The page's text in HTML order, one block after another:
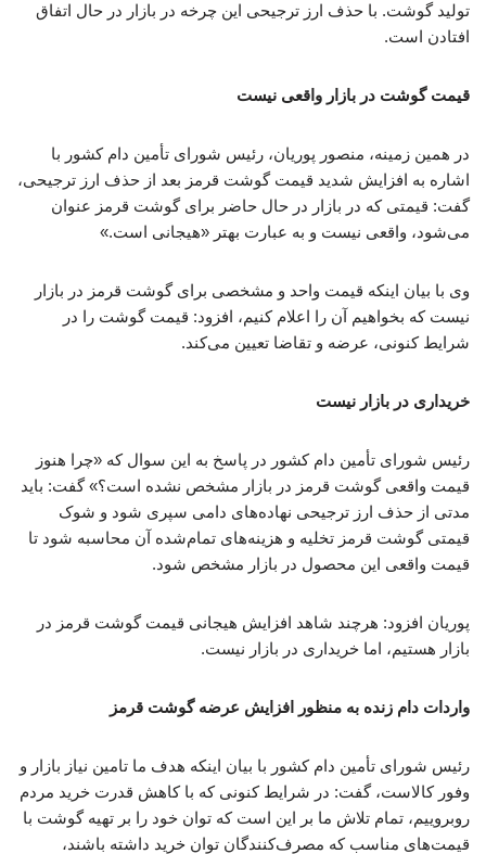
تولید گوشت. با حذف ارز ترجیحی این چرخه در بازار در حال اتفاق
افتادن است.
قیمت گوشت در بازار واقعی نیست
در همین زمینه، منصور پوریان، رئیس شورای تأمین دام کشور با
اشاره به افزایش شدید قیمت گوشت قرمز بعد از حذف ارز ترجیحی،
گفت: قیمتی که در بازار در حال حاضر برای گوشت قرمز عنوان
می‌شود، واقعی نیست و به عبارت بهتر «هیجانی است.»
وی با بیان اینکه قیمت واحد و مشخصی برای گوشت قرمز در بازار
نیست که بخواهیم آن را اعلام کنیم، افزود: قیمت گوشت را در
شرایط کنونی، عرضه و تقاضا تعیین می‌کند.
خریداری در بازار نیست
رئیس شورای تأمین دام کشور در پاسخ به این سوال که «چرا هنوز
قیمت واقعی گوشت قرمز در بازار مشخص نشده است؟» گفت: باید
مدتی از حذف ارز ترجیحی نهاده‌های دامی سپری شود و شوک
قیمتی گوشت قرمز تخلیه و هزینه‌های تمام‌شده آن محاسبه شود تا
قیمت واقعی این محصول در بازار مشخص شود.
پوریان افزود: هرچند شاهد افزایش هیجانی قیمت گوشت قرمز در
بازار هستیم، اما خریداری در بازار نیست.
واردات دام زنده به منظور افزایش عرضه گوشت قرمز
رئیس شورای تأمین دام کشور با بیان اینکه هدف ما تامین نیاز بازار و
وفور کالاست، گفت: در شرایط کنونی که با کاهش قدرت خرید مردم
روبروییم، تمام تلاش ما بر این است که توان خود را بر تهیه گوشت با
قیمت‌های مناسب که مصرف‌کنندگان توان خرید داشته باشند،